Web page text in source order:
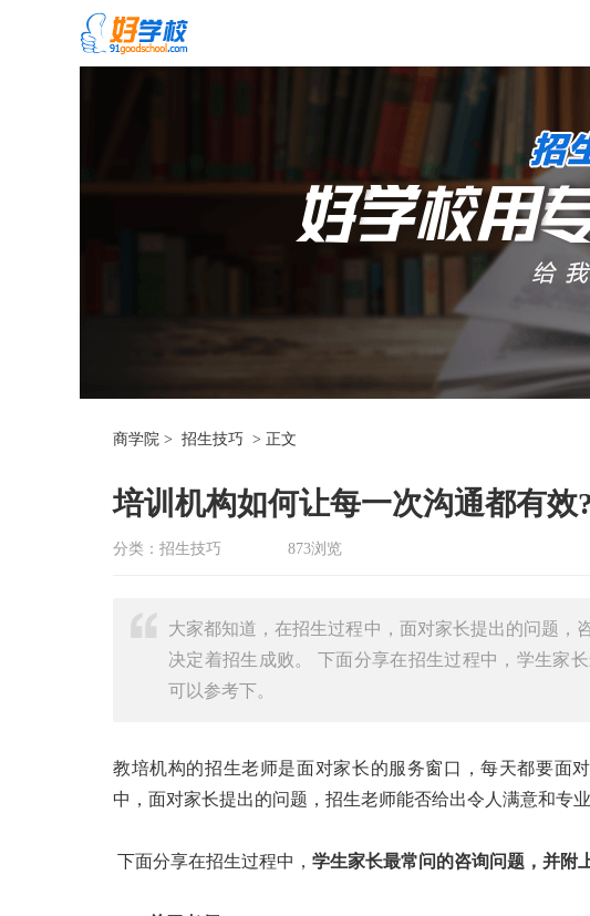
商学院 > 招生技巧 > 正文
培训机构如何让每一次沟通都有效
分类：招生技巧 873浏览
大家都知道，在招生过程中，面对家长提出的问题，
决定着招生成败。 下面分享在招生过程中，学生家
可以参考下。
教培机构的招生老师是面对家长的服务窗口，每天都要面
中，面对家长提出的问题，招生老师能否给出令人满意和专
下面分享在招生过程中， 学生家长最常问的咨询问题，并附